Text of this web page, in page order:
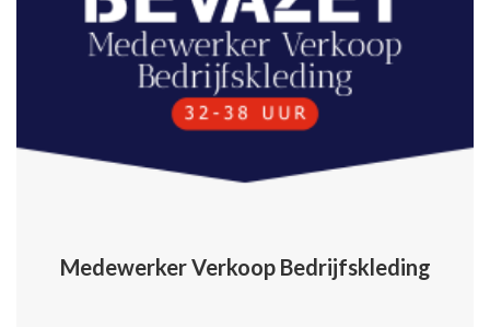
Medewerker Verkoop Bedrijfskleding